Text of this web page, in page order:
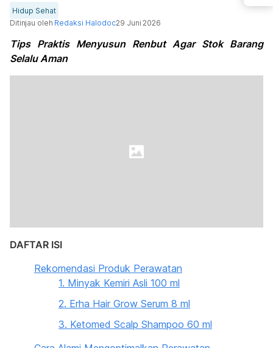
Hidup Sehat
Ditinjau oleh Redaksi Halodoc29 Juni 2026
Tips Praktis Menyusun Renbut Agar Stok Barang
Selalu Aman
DAFTAR ISI
Rekomendasi Produk Perawatan
1. Minyak Kemiri Asli 100 ml
2. Erha Hair Grow Serum 8 ml
3. Ketomed Scalp Shampoo 60 ml